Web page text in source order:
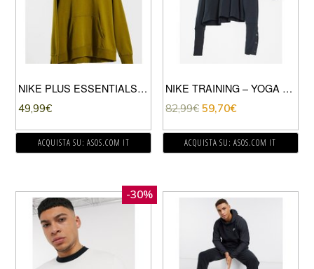
NIKE PLUS ESSENTIALS – FELPA CON CAPPUCCIO KAKI VERDE
49,99€
ACQUISTA SU: ASOS.COM IT
NIKE TRAINING – YOGA LUXE – FELPA CORTA NERA CON CAPPUCCIO-NERO
82,99€ 59,70€
ACQUISTA SU: ASOS.COM IT
-30%